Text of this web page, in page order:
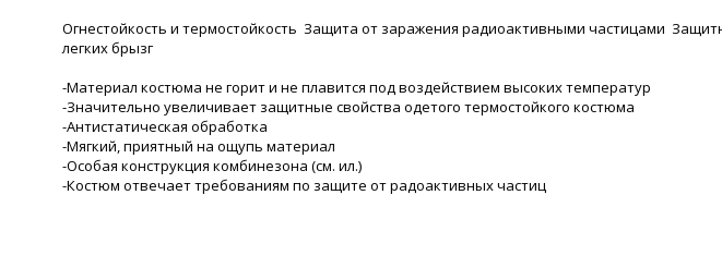
Огнестойкость и термостойкость Защита от заражения радиоактивными частицами
легких брызг
-Материал костюма не горит и не плавится под воздействием высоких температур
-Значительно увеличивает защитные свойства одетого термостойкого костюма
-Антистатическая обработка
-Мягкий, приятный на ощупь материал
-Особая конструкция комбинезона (см. ил.)
-Костюм отвечает требованиям по защите от радоактивных частиц